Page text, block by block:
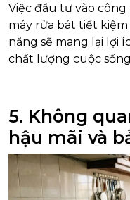
Việc đầu tư vào
máy rửa bát tiết
năng sẽ mang lại lợi
chất lượng cuộc
5. Không
hậu mãi và